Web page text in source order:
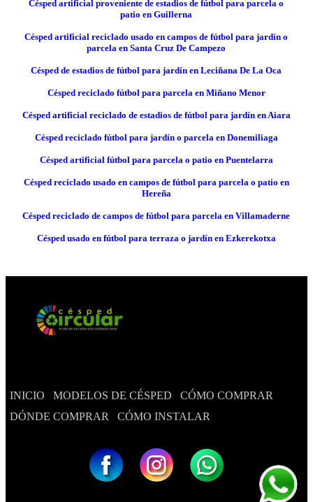
Césped artificial proveniente de estadios de fútbol para parcela o
patio en Guillerna
Césped artificial reciclado usado en campos de fútbol para jardín o
parcela en Santa Cruz De Campezo
Césped de estadios de fútbol para jardín en Leciñana De La Oca
Césped reciclado fútbol para parcela en Miñano Menor
Césped artificial reciclado de estadios de fútbol para jardín en Aiara
Césped reciclado fútbol para jardín o parcela en Donemiliaga
Césped artificial fútbol para parcela o patio en Puentelarra
Césped reciclado usado en campos de fútbol para parcela o patio en
Hereña
Césped reciclado de campos de fútbol para parcela en Villamaderne
Césped usado en fútbol para terraza o jardín en Ezkerekotxa
INICIO MODELOS DE CÉSPED
CÓMO COMPRAR
DÓNDE COMPRAR
CÓMO INSTALAR